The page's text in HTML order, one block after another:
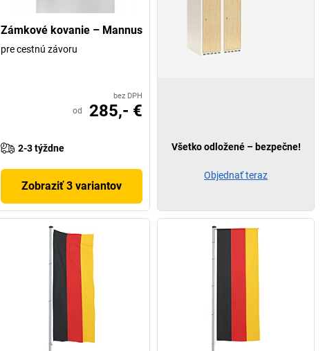
Zámkové kovanie – Mannus
pre cestnú závoru
bez DPH
od 285,- €
2-3 týždne
Zobraziť 3 variantov
Všetko odložené – bezpečne!
Objednať teraz